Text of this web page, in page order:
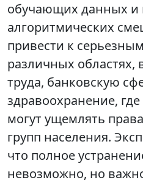
обучающих данных и
алгоритмических
привести к
различных
труда, банковскую
здравоохранение,
могут ущемлять
групп населения.
что полное
невозможно, но